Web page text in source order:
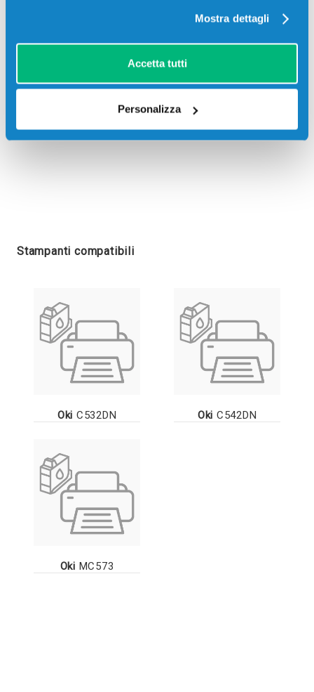
Mostra dettagli
Accetta tutti
Personalizza
Stampanti compatibili
Oki C532DN Oki C542DN
Oki MC573